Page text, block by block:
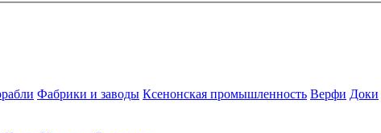
Фабрики и заводы Ксенонская промышленность Верфи Доки